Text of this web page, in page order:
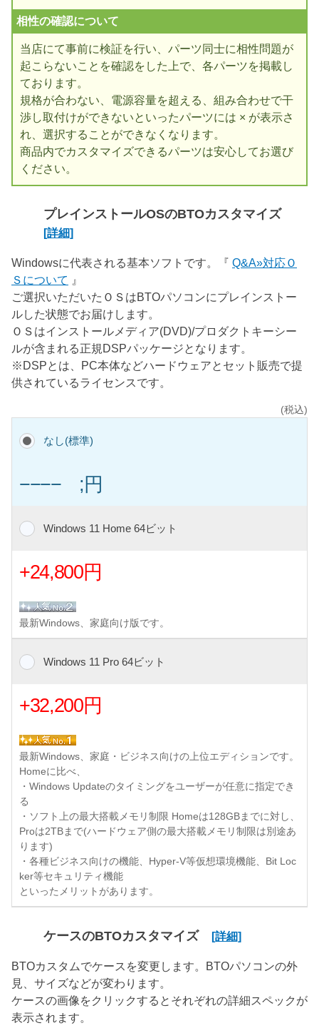
相性の確認について
当店にて事前に検証を行い、パーツ同士に相性問題が
起こらないことを確認をした上で、各パーツを掲載し
ております。
規格が合わない、電源容量を超える、組み合わせで干
渉し取付けができないといったパーツには × が表示さ
れ、選択することができなくなります。
商品内でカスタマイズできるパーツは安心してお選び
ください。
プレインストールOSのBTOカスタマイズ
[詳細]
Windowsに代表される基本ソフトです。『 Q&A»対応Ｏ
Ｓについて 』
ご選択いただいたＯＳはBTOパソコンにプレインストー
ルした状態でお届けします。
ＯＳはインストールメディア(DVD)/プロダクトキーシー
ルが含まれる正規DSPパッケージとなります。
※DSPとは、PC本体などハードウェアとセット販売で提
供されているライセンスです。
(税込)
なし(標準)
−−−− ;円
Windows 11 Home 64ビット
+24,800円
最新Windows、家庭向け版です。
Windows 11 Pro 64ビット
+32,200円
最新Windows、家庭・ビジネス向けの上位エディションです。
Homeに比べ、
・Windows Updateのタイミングをユーザーが任意に指定でき
る
・ソフト上の最大搭載メモリ制限 Homeは128GBまでに対し、
Proは2TBまで(ハードウェア側の最大搭載メモリ制限は別途あ
ります)
・各種ビジネス向けの機能、Hyper-V等仮想環境機能、Bit Loc
ker等セキュリティ機能
といったメリットがあります。
ケースのBTOカスタマイズ [詳細]
BTOカスタムでケースを変更します。BTOパソコンの外
見、サイズなどが変わります。
ケースの画像をクリックするとそれぞれの詳細スペックが
表示されます。